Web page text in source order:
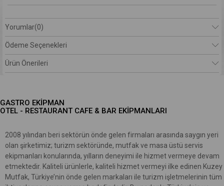
Yorumlar(0)
Ödeme Seçenekleri
Ürün Önerileri
GASTRO EKİPMAN
OTEL - RESTAURANT CAFE & BAR EKİPMANLARI
2008 yılından beri sektörün önde gelen firmaları arasında saygın yeri
olan şirketimiz; turizm sektöründe, mutfak ve masa üstü servis
ekipmanları konularında, yılların deneyimi ile hizmet vermeye devam
etmektedir. Kaliteli ürünlerle, kaliteli hizmet vermeyi ilke edinen Kuzey
Mutfak, Türkiye’nin önde gelen markaları ile turizm işletmelerinin tüm